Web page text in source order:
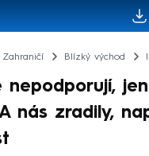
Zahraničí Blízký východ
nepodporují,
nás zradily,